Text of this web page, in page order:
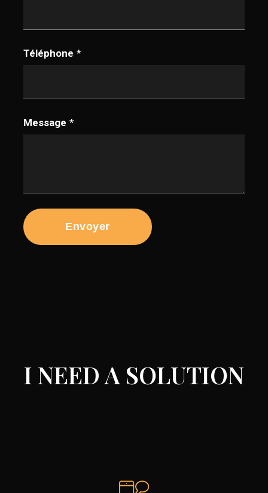
Téléphone *
Message *
Envoyer
I NEED A SOLUTION